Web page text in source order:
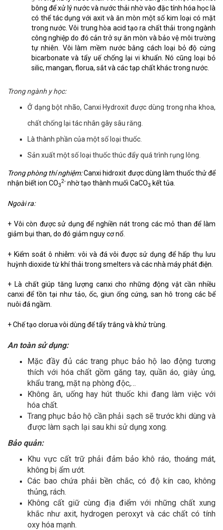
bông để xử lý nước và nước thải nhờ vào đặc tính hóa học là
có thể tác dụng với axit và ăn mòn một số kim loại có mặt
trong nước. Vôi trung hòa acid tạo ra chất thải trong ngành
công nghiệp do đó cản trở sự ăn mòn và bảo vệ môi trường
tự nhiên. Vôi làm mềm nước bằng cách loại bỏ độ cứng
bicarbonate và tẩy uế chống lại vi khuẩn. Nó cũng loại bỏ
silic, mangan, florua, sắt và các tạp chất khác trong nước.
Trong ngành y học:
Ở dạng bột nhão, Canxi Hydroxit được dùng trong nha khoa,
chất chống lại tác nhân gây sâu răng.
Là thành phần của một số loại thuốc.
Sản xuất một số loại thuốc thúc đẩy quá trình rụng lông.
Trong phòng thí nghiệm:Canxi hidroxit được dùng làm thuốc thử để
nhận biết ion CO3
2- nhờ tạo thành muối CaCO3 kết tủa.
Ngoài ra:
+ Vôi còn được sử dụng để nghiền nát trong các mỏ than để làm
giảm bụi than, do đó giảm nguy cơ nổ.
+ Kiểm soát ô nhiễm: vôi và đá vôi được sử dụng để hấp thụ lưu
huỳnh dioxide từ khí thải trong smelters và các nhà máy phát điện.
+ Là chất giúp tăng lượng canxi cho những động vật cần nhiều
canxi để tồn tại như tảo, ốc, giun ống cứng, san hô trong các bể
nuôi đá ngầm.
+ Chế tạo clorua vôi dùng để tẩy trắng và khử trùng.
An toàn sử dụng:
Mặc đầy đủ các trang phục bảo hộ lao động tương
thích với hóa chất gồm găng tay, quần áo, giày ủng,
khẩu trang, mặt nạ phòng độc,…
Không ăn, uống hay hút thuốc khi đang làm việc với
hóa chất.
Trang phục bảo hộ cần phải sạch sẽ trước khi dùng và
được làm sạch lại sau khi sử dụng xong.
Bảo quản:
Khu vực cất trữ phải đảm bảo khô ráo, thoáng mát,
không bị ẩm ướt.
Các bao chứa phải bền chắc, có độ kín cao, không
thủng, rách.
Không cất giữ cùng địa điểm với những chất xung
khắc như axit, hydrogen peroxyt và các chất có tính
oxy hóa mạnh.